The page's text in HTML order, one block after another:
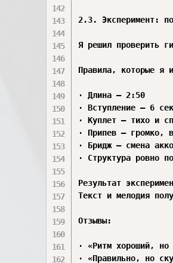
2.3. Эксперимент:
Я решил проверить
Правила, которые я
· Длина — 2:50
· Вступление — 6
· Куплет — тихо и
· Припев — громко,
· Бридж — смена
· Структура ровно
Результат
Текст и мелодия
Отзывы:
· «Ритм хороший, но
· «Правильно, но